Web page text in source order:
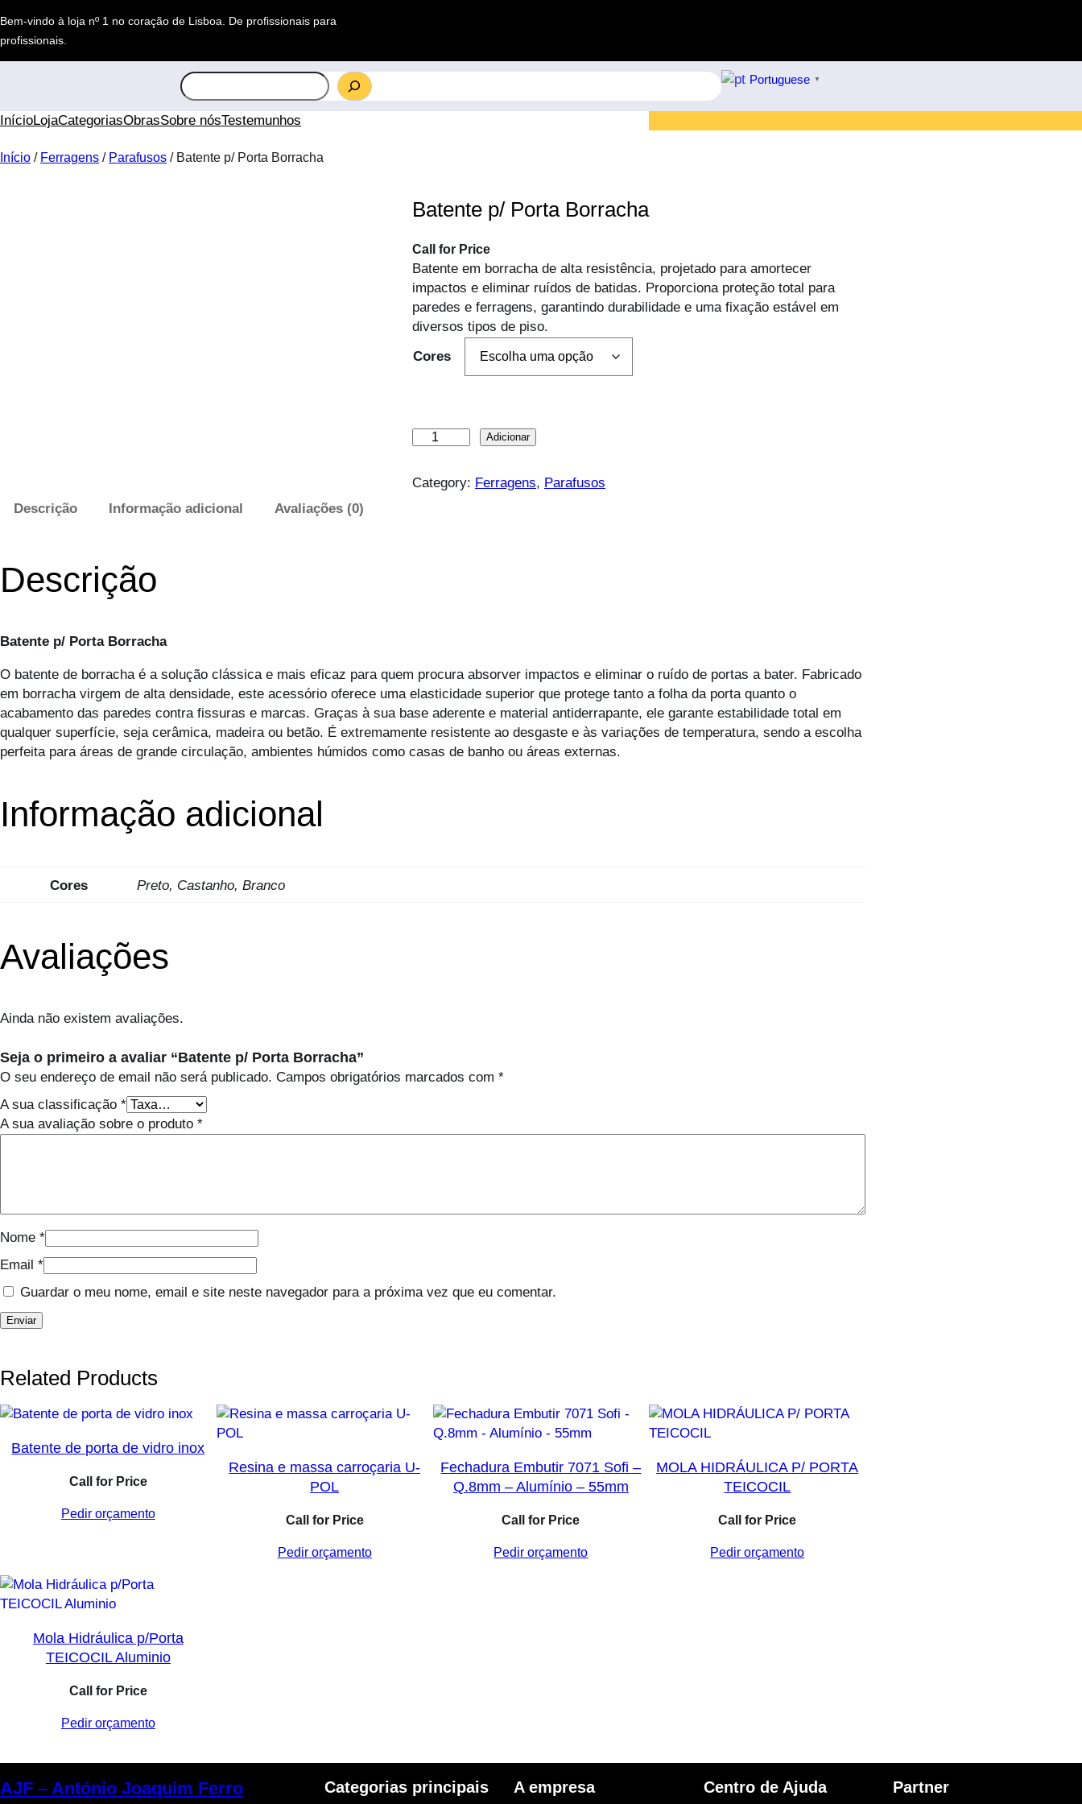
para
o
conteúdo
Bem-vindo à loja nº 1 no coração de Lisboa. De profissionais para
profissionais
S
e
a
c
Portuguese ▼
InícioLojaCategoriasObrasSobre nósTestemunhos
Início / Ferragens / Parafusos / Batente p/ Porta Borracha
Batente p/ Porta Borracha
Call for Price
Batente em borracha de alta resistência, projetado para amortecer
impactos e eliminar ruídos de batidas. Proporciona proteção total para
paredes e ferragens, garantindo durabilidade e uma fixação estável em
diversos tipos de piso.
Cores
a
B
a
t
e
n
t
a
Adicionar
Category: Ferragens, Parafusos
Descrição
Informação adicional Avaliações (0)
Descrição
Batente p/ Porta Borracha
O batente de borracha é a solução clássica e mais eficaz para quem procura absorver impactos e eliminar o ruído de portas a bater. Fabricado
em borracha virgem de alta densidade, este acessório oferece uma elasticidade superior que protege tanto a folha da porta quanto o
acabamento das paredes contra fissuras e marcas. Graças à sua base aderente e material antiderrapante, ele garante estabilidade total em
qualquer superfície, seja cerâmica, madeira ou betão. É extremamente resistente ao desgaste e às variações de temperatura, sendo a escolha
perfeita para áreas de grande circulação, ambientes húmidos como casas de banho ou áreas externas.
Informação adicional
Cores Preto, Castanho, Branco
Avaliações
Ainda não existem avaliações.
Seja o primeiro a avaliar “Batente p/ Porta Borracha”
O seu endereço de email não será publicado. Campos obrigatórios marcados com *
A sua classificação *
A sua avaliação sobre o produto *
Nome *
Email *
Guardar o meu nome, email e site neste navegador para a próxima vez que eu comentar.
Related Products
Batente de porta de vidro inox
Call for Price
Pedir orçamento
Resina e massa carroçaria U-
POL
Call for Price
Pedir orçamento
Fechadura Embutir 7071 Sofi –
Q.8mm – Alumínio – 55mm
Call for Price
Pedir orçamento
MOLA HIDRÁULICA P/ PORTA
TEICOCIL
Call for Price
Pedir orçamento
Mola Hidráulica p/Porta
TEICOCIL Aluminio
Call for Price
Pedir orçamento
AJF – António Joaquim Ferro Categorias principais A empresa Centro de Ajuda Partner